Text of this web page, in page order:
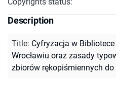
Description
Title: Cyfryzacja w
Wrocławiu oraz zasady
zbiorów rękopiśmiennych